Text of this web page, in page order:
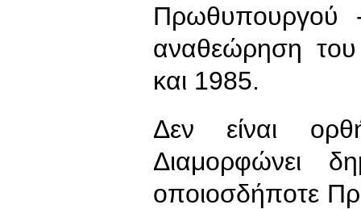
Πρωθυπουργού
αναθεώρηση
και 1985.
Δεν είναι
Διαμορφώνει
οποιοσδήποτε